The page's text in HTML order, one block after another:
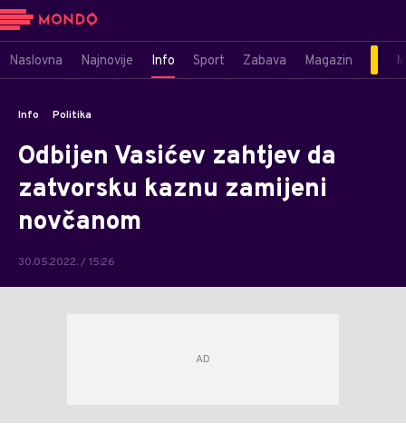
Naslovna Najnovije Info Sport Zabava Magazin
Info Politika
Odbijen Vasićev zahtjev da
zatvorsku kaznu zamijeni
novčanom
30.05.2022. / 15:26